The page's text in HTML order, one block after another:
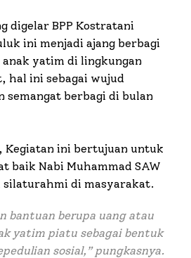
digelar BPP Kostratani
ini menjadi ajang berbagi
anak yatim di lingkungan
hal ini sebagai wujud
semangat berbagi di bulan
Kegiatan ini bertujuan untuk
baik Nabi Muhammad SAW
di masyarakat.
bantuan berupa uang atau
yatim piatu sebagai bentuk
sosial,” pungkasnya.